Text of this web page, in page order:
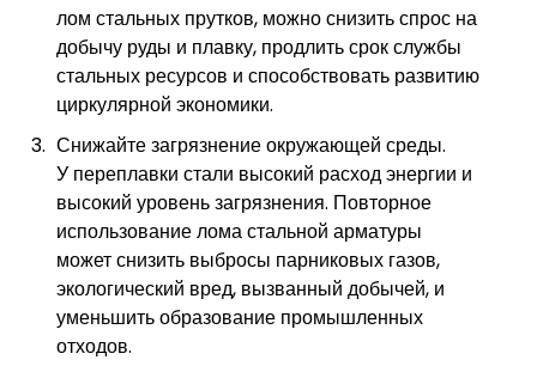
лом стальных прутков, можно снизить спрос на
добычу руды и плавку, продлить срок службы
стальных ресурсов и способствовать развитию
циркулярной экономики.
Снижайте загрязнение окружающей среды.
У переплавки стали высокий расход энергии и
высокий уровень загрязнения. Повторное
использование лома стальной арматуры
может снизить выбросы парниковых газов,
экологический вред, вызванный добычей, и
уменьшить образование промышленных
отходов.